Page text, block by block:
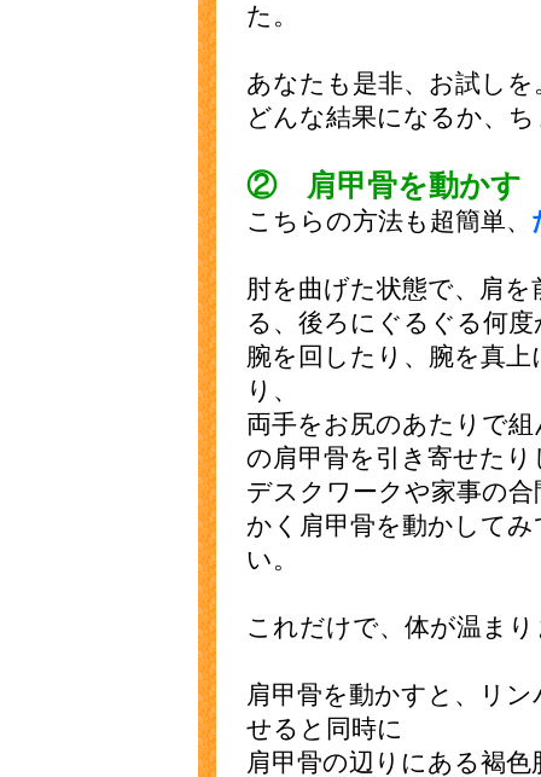
た。
あなたも是非、お試しを
どんな結果になるか、
② 肩甲骨を動かす
こちらの方法も超簡単、
肘を曲げた状態で、肩を
る、後ろにぐるぐる何
腕を回したり、腕を真上
り、
両手をお尻のあたりで組
の肩甲骨を引き寄せたり
デスクワークや家事の
かく肩甲骨を動かして
い。
これだけで、体が温ま
肩甲骨を動かすと、リ
せると同時に
肩甲骨の辺りにある褐色